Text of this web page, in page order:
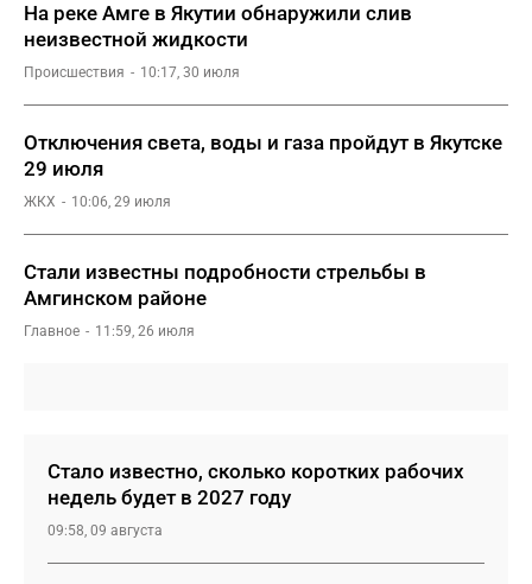
На реке Амге в Якутии обнаружили слив
неизвестной жидкости
Происшествия 10:17, 30 июля
Отключения света, воды и газа пройдут в Якутске
29 июля
ЖКХ 10:06, 29 июля
Стали известны подробности стрельбы в
Амгинском районе
Главное 11:59, 26 июля
Стало известно, сколько коротких рабочих
недель будет в 2027 году
09:58, 09 августа